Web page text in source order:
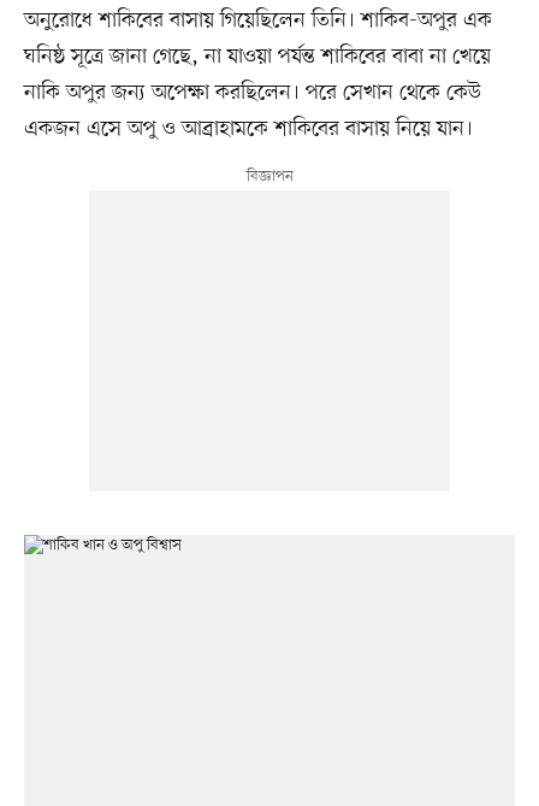
অনুরোধে শাকিবের বাসায় গিয়েছিলেন তিনি। শাকিব-অপুর এক
ঘনিষ্ঠ সূত্রে জানা গেছে, না যাওয়া পর্যন্ত শাকিবের বাবা না খেয়ে
নাকি অপুর জন্য অপেক্ষা করছিলেন। পরে সেখান থেকে কেউ
একজন এসে অপু ও আব্রাহামকে শাকিবের বাসায় নিয়ে যান।